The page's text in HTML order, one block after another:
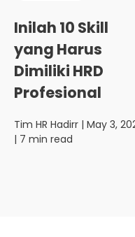
Inilah 10 Skill
yang Harus
Dimiliki HRD
Profesional
Tim HR Hadirr | May 3,
| 7 min read